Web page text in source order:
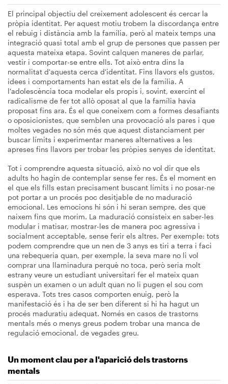
El principal objectiu del creixement adolescent és cercar la
pròpia identitat. Per aquest motiu trobem la discordança entre
el rebuig i distància amb la família, però al mateix temps una
integració quasi total amb el grup de persones que passen per
aquesta mateixa etapa. Sovint calquen maneres de parlar,
vestir i comportar-se entre ells. Tot això entra dins la
normalitat d'aquesta cerca d'identitat. Fins llavors els gustos,
idees i comportaments han estat els de la família. A
l'adolescència toca modelar els propis i, sovint, exercint el
radicalisme de fer tot allò oposat al que la família havia
proposat fins ara. És el que coneixem com a formes desafiants
o oposicionistes, que semblen una provocació als pares i que
moltes vegades no són més que aquest distanciament per
buscar límits i experimentar maneres alternatives a les
apreses fins llavors per trobar les pròpies senyes de identitat.
Tot i comprendre aquesta situació, això no vol dir que els
adults ho hagin de contemplar sense fer res. És el moment en
el que els fills estan precisament buscant límits i no posar-ne
pot portar a un procés poc desitjable de no maduració
emocional. Les emocions hi són i hi seran sempre, des que
naixem fins que morim. La maduració consisteix en saber-les
modular i matisar, mostrar-les de manera poc agressiva i
socialment acceptable, sense ferir els altres. Per exemple: tots
podem comprendre que un nen de 3 anys es tiri a terra i faci
una rebequeria quan, per exemple, la seva mare no li vol
comprar una llaminadura perquè no toca, però seria molt
estrany veure un estudiant universitari fer el mateix quan
suspèn un examen o un adult quan no li pugen el sou com
esperava. Tots tres casos comporten enuig, però la
manifestació és i ha de ser ben diferent si hi ha hagut un
procés maduratiu adequat. Només en casos de trastorns
mentals més o menys greus podem trobar una manca de
regulació emocional, de vegades greu.
Un moment clau per a l'aparició dels trastorns
mentals